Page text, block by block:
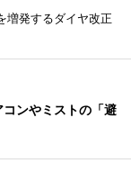
増発するダイヤ改正
ンやミストの「避